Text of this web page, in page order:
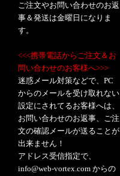
ご注文やお問い合わせのお返
事＆発送は金曜日になりま
す。
<<<携帯電話からご注文＆お
問い合わせのお客様へ>>>
迷惑メール対策などで、PC
からのメールを受け取れない
設定にされてるお客様へは、
お問い合わせのお返事、ご注
文の確認メールが送ることが
出来ません！
アドレス受信指定で、
info@web-vortex.com からの